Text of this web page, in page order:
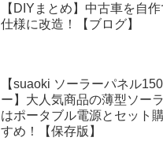
【DIYまとめ】中古車を自
仕様に改造！【ブログ】
【suaoki ソーラーパネル
ー】大人気商品の薄型ソー
はポータブル電源とセット
すめ！【保存版】